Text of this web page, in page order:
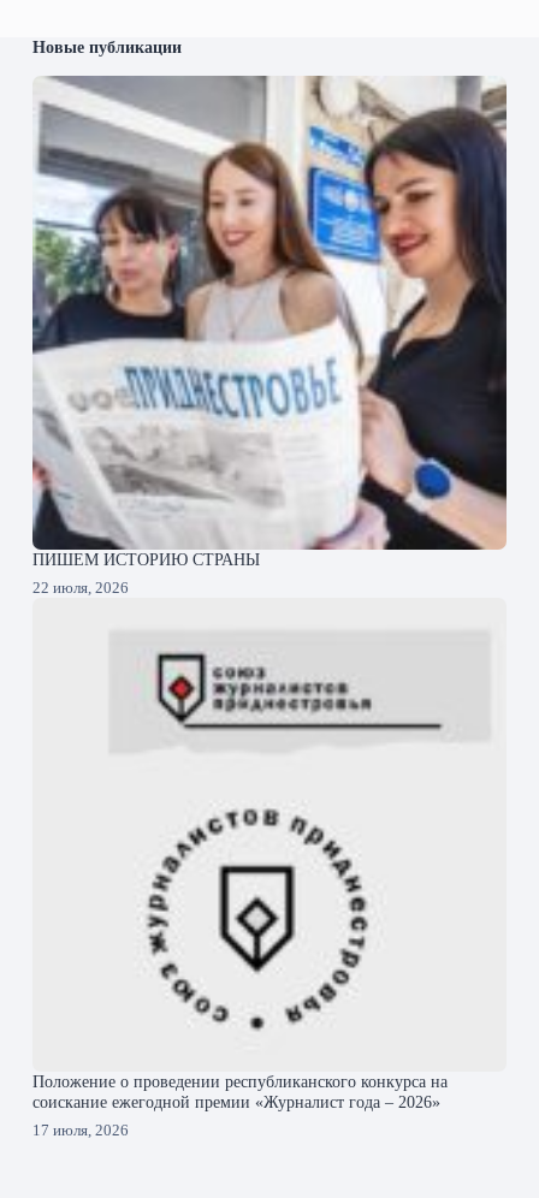
Новые публикации
ПИШЕМ ИСТОРИЮ СТРАНЫ
22 июля, 2026
Положение о проведении республиканского конкурса на
соискание ежегодной премии «Журналист года – 2026»
17 июля, 2026